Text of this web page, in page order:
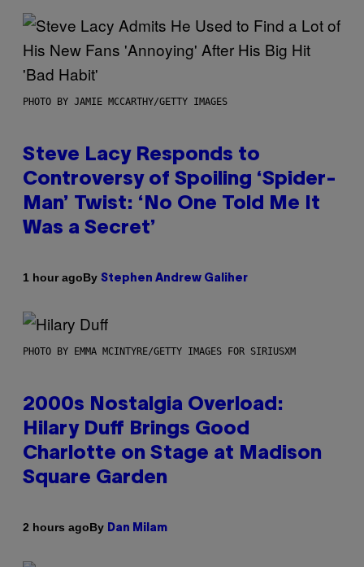
PHOTO BY JAMIE MCCARTHY/GETTY IMAGES
Steve Lacy Responds to
Controversy of Spoiling ‘Spider-
Man’ Twist: ‘No One Told Me It
Was a Secret’
1 hour agoBy Stephen Andrew Galiher
PHOTO BY EMMA MCINTYRE/GETTY IMAGES FOR SIRIUSXM
2000s Nostalgia Overload:
Hilary Duff Brings Good
Charlotte on Stage at Madison
Square Garden
2 hours agoBy Dan Milam